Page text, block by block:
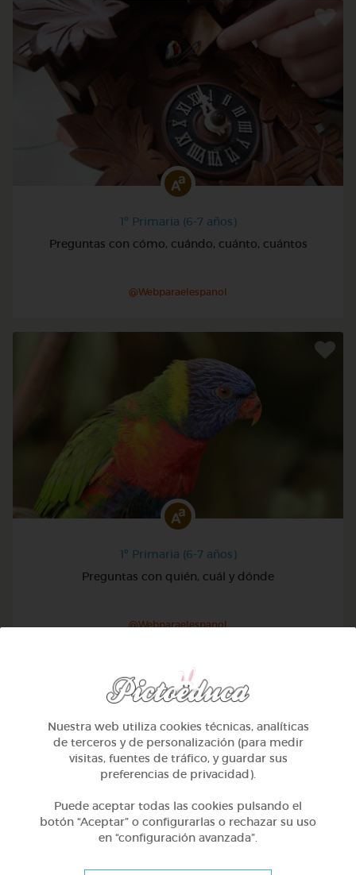
1º Primaria (6-7 años)
Preguntas con cómo, cuándo, cuánto, cuántos
@Webparaelespanol
1º Primaria (6-7 años)
Preguntas con quién, cuál y dónde
@Webparaelespanol
Nuestra web utiliza cookies técnicas, analíticas
de terceros y de personalización (para medir
visitas, fuentes de tráfico, y guardar sus
preferencias de privacidad).
Puede aceptar todas las cookies pulsando el
botón “Aceptar” o configurarlas o rechazar su uso
en “configuración avanzada”.